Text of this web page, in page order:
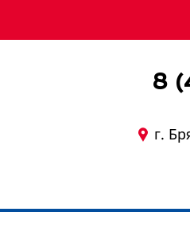
8
г.